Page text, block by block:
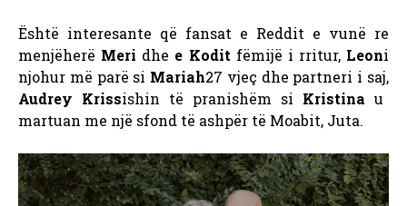
Është interesante që fansat e Reddit e vunë re
menjëherë Meri dhe e Kodit fëmijë i rritur, Leoni
njohur më parë si Mariah27 vjeç dhe partneri i saj,
Audrey Krissishin të pranishëm si Kristina u
martuan me një sfond të ashpër të Moabit, Juta.